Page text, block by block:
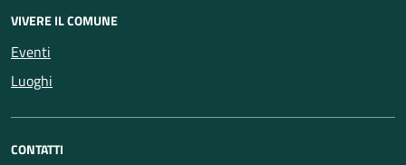
VIVERE IL COMUNE
Eventi
Luoghi
CONTATTI